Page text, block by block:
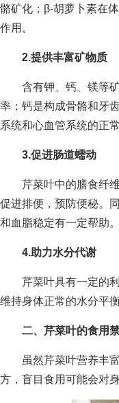
骼矿化；β-胡萝卜素在
作用。
2.提供丰富矿物质
含有钾、钙、镁等矿
率；钙是构成骨骼和牙
系统和心血管系统的正
3.促进肠道蠕动
芹菜叶中的膳食纤维
促进排便，预防便秘。
和血脂稳定有一定帮助。
4.助力水分代谢
芹菜叶具有一定的利
维持身体正常的水分平衡
二、芹菜叶的食用
虽然芹菜叶营养丰富
方，盲目食用可能会对